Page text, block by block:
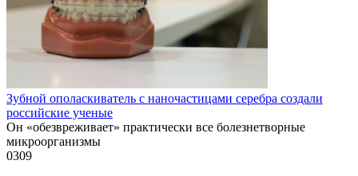
Зубной ополаскиватель с наночастицами серебра создали
российские ученые
Он «обезвреживает» практически все болезнетворные
микроорганизмы
0309